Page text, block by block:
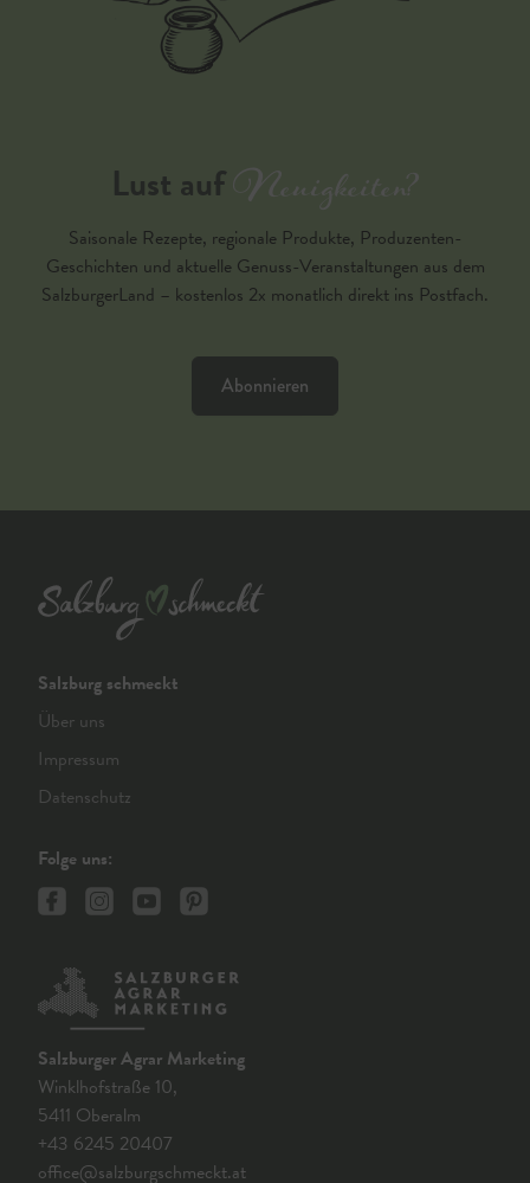
Lust aufNeuigkeiten?
Saisonale Rezepte, regionale Produkte, Produzenten-
Geschichten und aktuelle Genuss-Veranstaltungen aus dem
SalzburgerLand – kostenlos 2x monatlich direkt ins Postfach.
Abonnieren
Salzburg schmeckt
Über uns
Impressum
Datenschutz
Folge uns:
Salzburger Agrar Marketing
Winklhofstraße 10,
5411 Oberalm
+43 6245 20407
office@salzburgschmeckt.at